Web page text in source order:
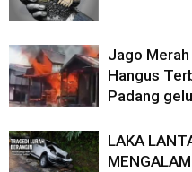
Jago
Hangus
Padang
LAKA